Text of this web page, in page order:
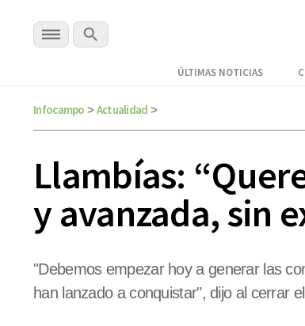
ÚLTIMAS NOTICIAS
Infocampo > Actualidad >
Llambías:
y avanzada, sin
"Debemos empezar hoy a generar las
han lanzado a conquistar", dijo al cerrar